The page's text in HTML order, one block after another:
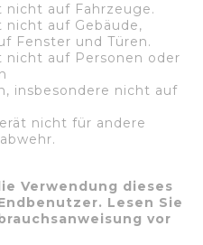
nicht auf Fahrzeuge.
nicht auf Gebäude,
Fenster und Türen.
nicht auf Personen oder
insbesondere nicht auf
nicht für andere
Verwendung dieses
Lesen Sie
vor